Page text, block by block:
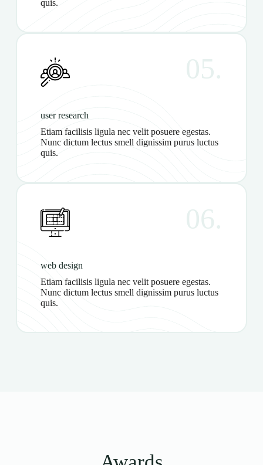
quis.
05.
user research
Etiam facilisis ligula nec velit posuere egestas.
Nunc dictum lectus smell dignissim purus luctus
quis.
06.
web design
Etiam facilisis ligula nec velit posuere egestas.
Nunc dictum lectus smell dignissim purus luctus
quis.